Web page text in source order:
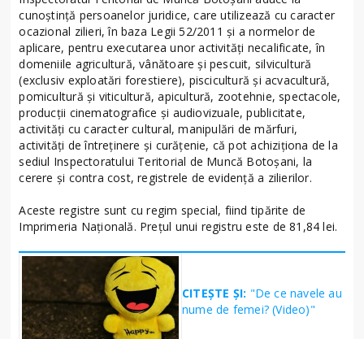
cunoştinţă persoanelor juridice, care utilizează cu caracter
ocazional zilieri, în baza Legii 52/2011 şi a normelor de
aplicare, pentru executarea unor activităţi necalificate, în
domeniile agricultură, vânătoare şi pescuit, silvicultură
(exclusiv exploatări forestiere), piscicultură şi acvacultură,
pomicultură şi viticultură, apicultură, zootehnie, spectacole,
producţii cinematografice şi audiovizuale, publicitate,
activităţi cu caracter cultural, manipulări de mărfuri,
activităţi de întreţinere şi curăţenie, că pot achiziţiona de la
sediul Inspectoratului Teritorial de Muncă Botoşani, la
cerere şi contra cost, registrele de evidenţă a zilierilor.
Aceste registre sunt cu regim special, fiind tipărite de
Imprimeria Naţională. Preţul unui registru este de 81,84 lei.
CITEȘTE ȘI: "De ce navele au
nume de femei? (Video)"